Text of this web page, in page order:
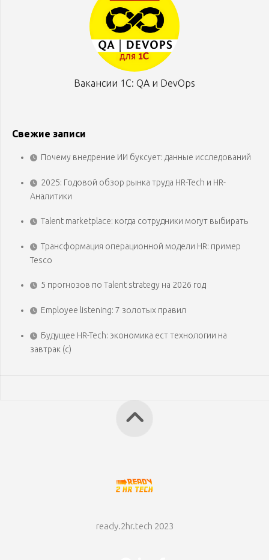
Вакансии 1С: QA и DevOps
Свежие записи
Почему внедрение ИИ буксует: данные исследований
2025: Годовой обзор рынка труда HR-Tech и HR-
Аналитики
Talent marketplace: когда сотрудники могут выбирать
Трансформация операционной модели HR: пример
Tesco
5 прогнозов по Talent strategy на 2026 год
Employee listening: 7 золотых правил
Будущее HR-Tech: экономика ест технологии на
завтрак (с)
ready.2hr.tech 2023